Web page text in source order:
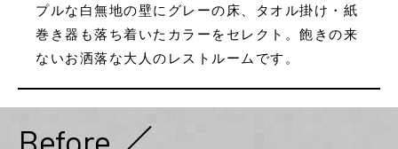
プルな白無地の壁にグレーの床、タオル掛け・紙
巻き器も落ち着いたカラーをセレクト。飽きの来
ないお洒落な大人のレストルームです。